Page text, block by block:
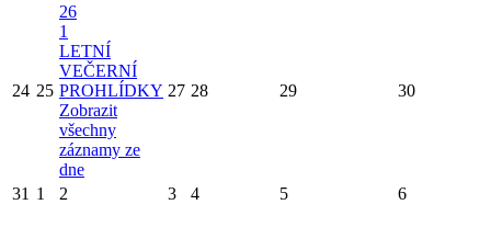
24 25
26
1
LETNÍ
VEČERNÍ
PROHLÍDKY
Zobrazit
všechny
záznamy ze
dne
27 28 29 30
31 1 2 3 4 5 6